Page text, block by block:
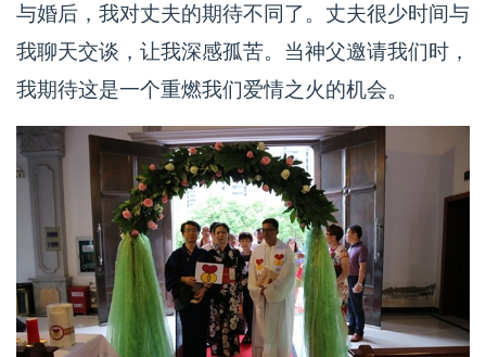
与婚后，我对丈夫的期待不同了。丈夫很少时间与
我聊天交谈，让我深感孤苦。当神父邀请我们时，
我期待这是一个重燃我们爱情之火的机会。